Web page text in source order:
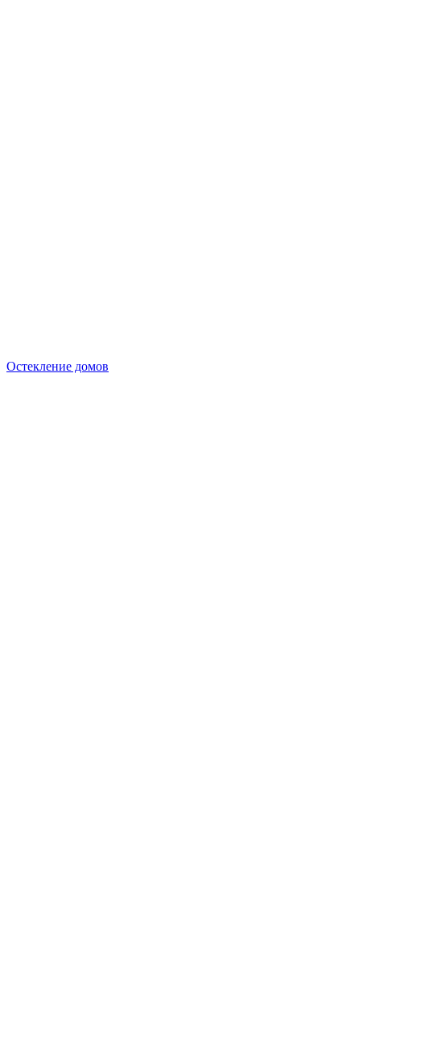
Остекление домов